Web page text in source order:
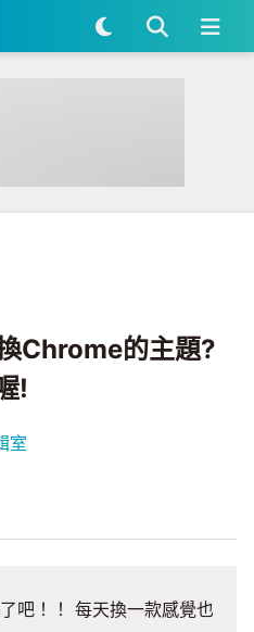
的主題? 簡單到可以天天換喔!
Chrome的主題?
!
室
吧！！ 每天換一款感覺也